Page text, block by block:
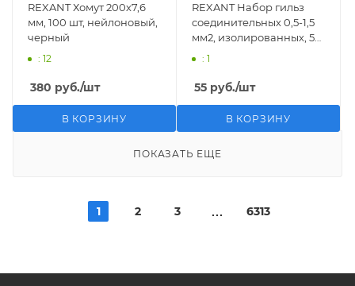
REXANT Хомут 200х7,6
мм, 100 шт, нейлоновый,
черный
: 12
380 руб./шт
В КОРЗИНУ
REXANT Набор гильз
соединительных 0,5-1,5
мм2, изолированных, 5
: 1
55 руб./шт
В КОРЗИНУ
ПОКАЗАТЬ ЕЩЕ
1 2 3 6313